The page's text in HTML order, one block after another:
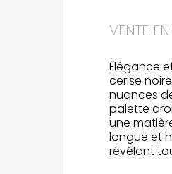
VENTE
Élégance
cerise
nuances
palette
une
longue et
révélant